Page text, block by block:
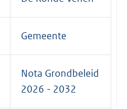
Gemeente
Nota Grondbeleid
2026 - 2032